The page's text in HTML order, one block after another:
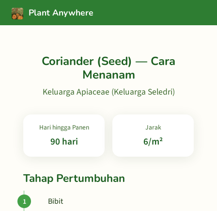
Plant Anywhere
Coriander (Seed) — Cara
Menanam
Keluarga Apiaceae (Keluarga Seledri)
Hari hingga Panen
90 hari
Jarak
6/m²
Tahap Pertumbuhan
Bibit